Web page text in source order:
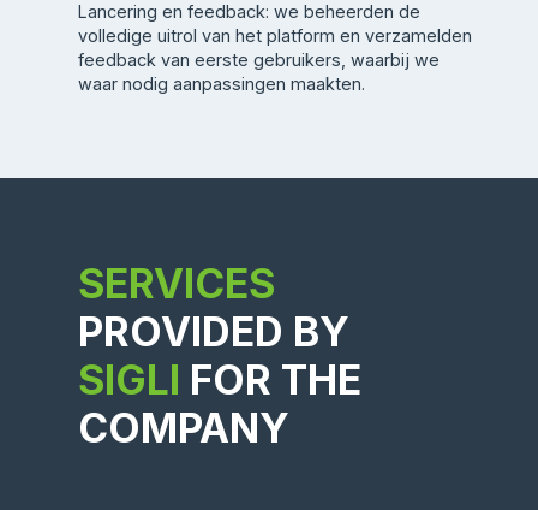
Lancering en feedback: we beheerden de
volledige uitrol van het platform en verzamelden
feedback van eerste gebruikers, waarbij we
waar nodig aanpassingen maakten.
SERVICES
PROVIDED BY
SIGLI FOR THE
COMPANY